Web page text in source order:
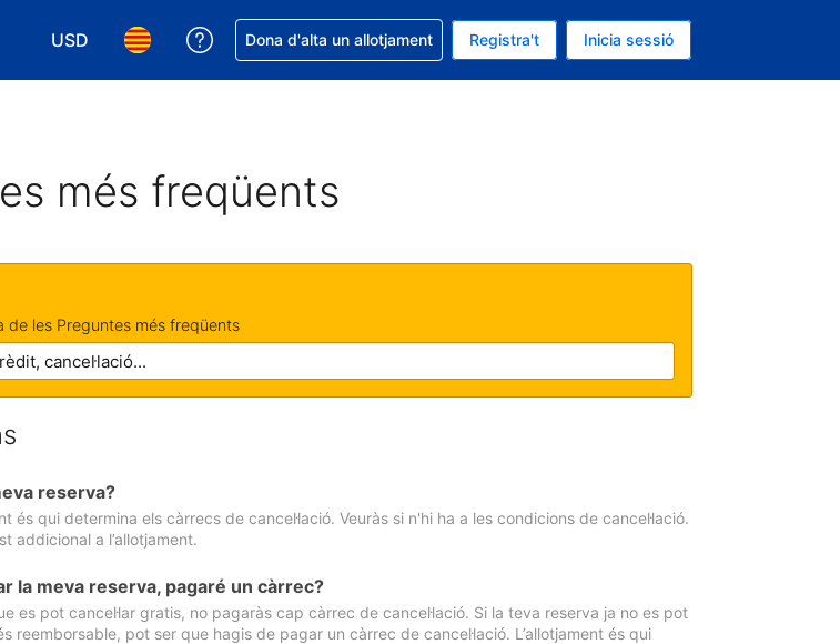
USD
Tria la moneda. La moneda actual és Dòlar dels Estats Units
Tria l'idioma. L'idioma actual és Català
Rep ajuda amb la reserva
Dona d'alta un allotjament Registra't Inicia sessió
més freqüents
de les Preguntes més freqüents
reserva?
és qui determina els càrrecs de cancel·lació. Veuràs si n'hi ha a les condicions de cancel·lació.
addicional a l’allotjament.
la meva reserva, pagaré un càrrec?
es pot cancel·lar gratis, no pagaràs cap càrrec de cancel·lació. Si la teva reserva ja no es pot
reemborsable, pot ser que hagis de pagar un càrrec de cancel·lació. L’allotjament és qui